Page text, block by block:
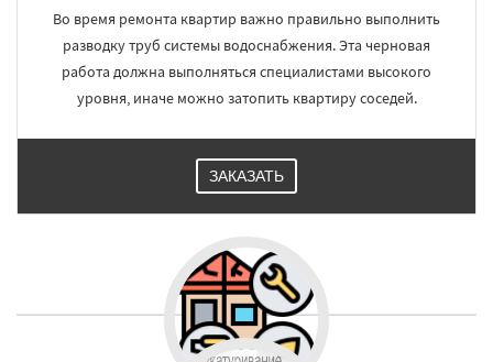
Во время ремонта квартир важно правильно выполнить
разводку труб системы водоснабжения. Эта черновая
работа должна выполняться специалистами высокого
уровня, иначе можно затопить квартиру соседей.
ЗАКАЗАТЬ